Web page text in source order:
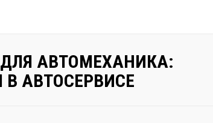
АВТОМЕХАНИКА:
АВТОСЕРВИСЕ